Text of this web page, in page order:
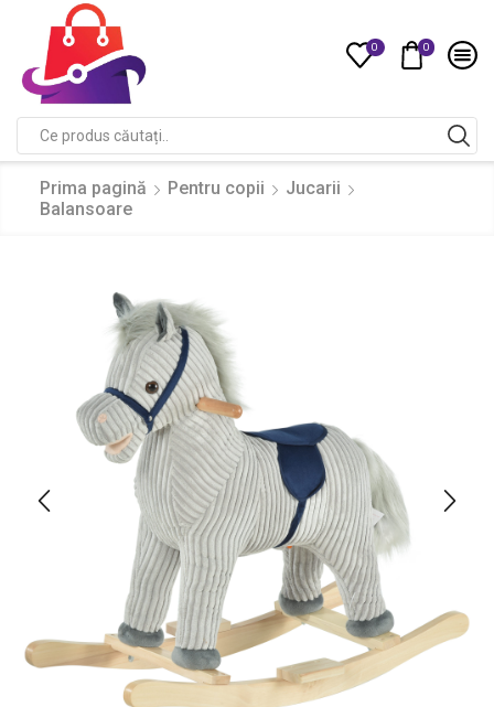
0 0
input
Prima pagină Pentru copii
Jucarii
Balansoare